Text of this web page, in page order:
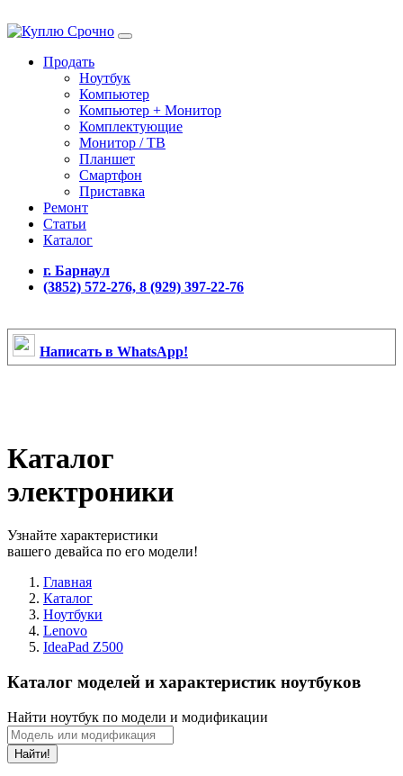
Продать
Ноутбук
Компьютер
Компьютер + Монитор
Комплектующие
Монитор / ТВ
Планшет
Смартфон
Приставка
Ремонт
Статьи
Каталог
г. Барнаул
(3852) 572-276, 8 (929) 397-22-76
Написать в WhatsApp!
Каталог
электроники
Узнайте характеристики
вашего девайса по его модели!
Главная
Каталог
Ноутбуки
Lenovo
IdeaPad Z500
Каталог моделей и характеристик ноутбуков
Найти ноутбук по модели и модификации
Найти!